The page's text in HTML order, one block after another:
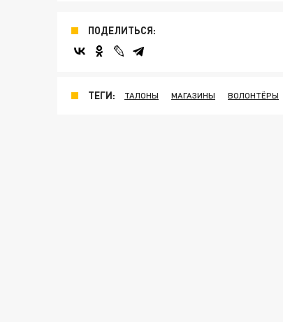
ПОДЕЛИТЬСЯ:
ТЕГИ: ТАЛОНЫ МАГАЗИНЫ ВОЛОНТЁРЫ